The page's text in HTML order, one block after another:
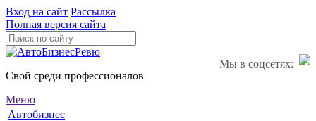
Вход на сайт Рассылка
Полная версия сайта
Мы в соцсетях:
Свой среди профессионалов
Меню
Автобизнес